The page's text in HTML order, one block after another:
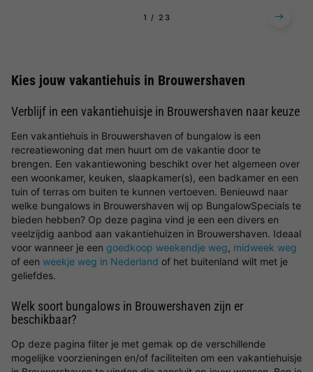
1 2 3
Kies jouw vakantiehuis in Brouwershaven
Verblijf in een vakantiehuisje in Brouwershaven naar keuze
Een vakantiehuis in Brouwershaven of bungalow is een
recreatiewoning dat men huurt om de vakantie door te
brengen. Een vakantiewoning beschikt over het algemeen over
een woonkamer, keuken, slaapkamer(s), een badkamer en een
tuin of terras om buiten te kunnen vertoeven. Benieuwd naar
welke bungalows in Brouwershaven wij op BungalowSpecials te
bieden hebben? Op deze pagina vind je een een divers en
veelzijdig aanbod aan vakantiehuizen in Brouwershaven. Ideaal
voor wanneer je een goedkoop weekendje weg, midweek weg
of een weekje weg in Nederland of het buitenland wilt met je
geliefdes.
Welk soort bungalows in Brouwershaven zijn er
beschikbaar?
Op deze pagina filter je met gemak op de verschillende
mogelijke voorzieningen en/of faciliteiten om een vakantiehuisje